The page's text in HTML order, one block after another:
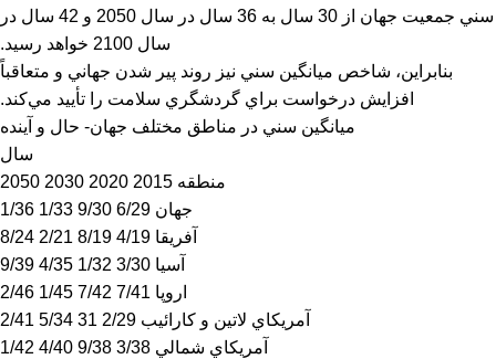
سني جمعيت جهان از 30 سال به 36 سال در سال 2050 و 42 سال در
سال 2100 خواهد رسيد.
بنابراين، شاخص ميانگين سني نيز روند پير شدن جهاني و متعاقباً
افزايش درخواست براي گردشگري سلامت را تأييد مي‌‌‌‌‌كند.
ميانگين سني در مناطق مختلف جهان- حال و آينده
سال
منطقه 2015 2020 2030 2050
جهان 6/29 9/30 1/33 1/36
آفريقا 4/19 8/19 2/21 8/24
آسيا 3/30 1/32 4/35 9/39
اروپا 7/41 7/42 1/45 2/46
آمريكاي لاتين و كارائيب 2/29 31 5/34 2/41
آمريكاي شمالي 3/38 9/38 4/40 1/42